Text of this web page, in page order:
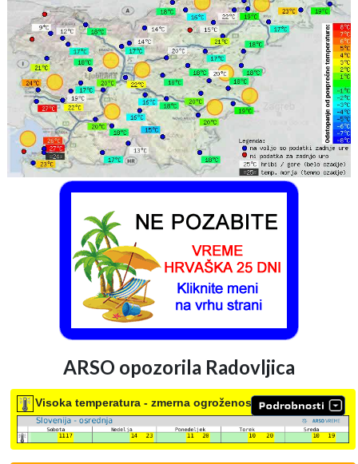
ARSO opozorila Radovljica
Visoka temperatura - zmerna ogroženost